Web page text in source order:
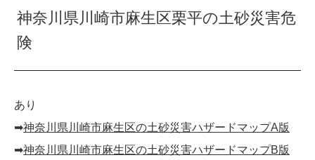
神奈川県川崎市麻生区栗平の土砂災害危
険
あり
➡︎神奈川県川崎市麻生区の土砂災害ハザードマップA版
➡︎神奈川県川崎市麻生区の土砂災害ハザードマップB版